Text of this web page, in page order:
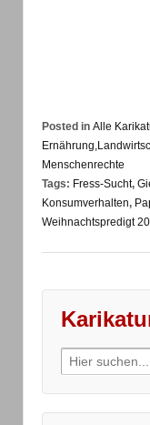
Posted in Alle
Menschenrechte
Tags: Fress-Sucht,
Konsumverhalten,
Weihnachtspredigt
Search
for: